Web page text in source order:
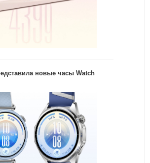
новые часы Watch